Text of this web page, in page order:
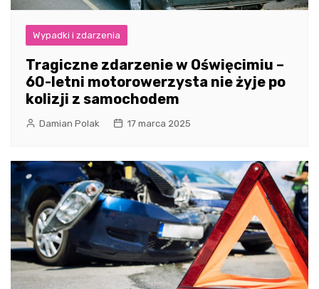
Wypadki i zdarzenia
Tragiczne zdarzenie w Oświęcimiu –
60-letni motorowerzysta nie żyje po
kolizji z samochodem
Damian Polak 17 marca 2025